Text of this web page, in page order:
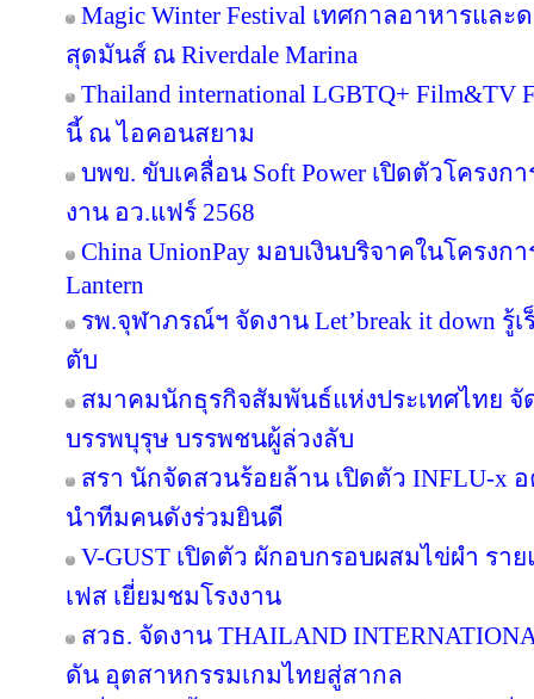
Magic Winter Festival เทศกาลอาหารแ
สุดมันส์ ณ Riverdale Marina
Thailand international LGBTQ+ Film&TV
นี้ ณ ไอคอนสยาม
บพข. ขับเคลื่อน Soft Power เปิดตัวโครง
งาน อว.แฟร์ 2568
China UnionPay มอบเงินบริจาคในโครงกา
Lantern
รพ.จุฬาภรณ์ฯ จัดงาน Let’break it down รู้
ตับ
สมาคมนักธุรกิจสัมพันธ์แห่งประเทศไทย
บรรพบุรุษ บรรพชนผู้ล่วงลับ
สรา นักจัดสวนร้อยล้าน เปิดตัว INFLU-x
นำทีมคนดังร่วมยินดี
V-GUST เปิดตัว ผักอบกรอบผสมไข่ผำ รา
เฟส เยี่ยมชมโรงงาน
สวธ. จัดงาน THAILAND
ดัน อุตสาหกรรมเกมไทยสู่สากล